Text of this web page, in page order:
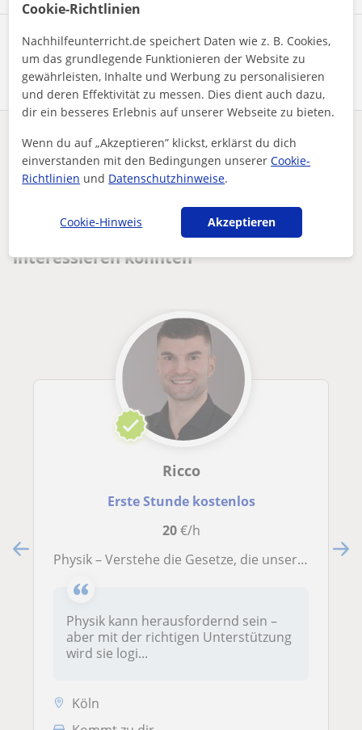
Profil teilen
Enthält dieses Profil einen Fehler?Melden
Nachhilfeunterricht Online
Physik
Andere Online-PhysikLehrer die dich
interessieren könnten
Ricco
Erste Stunde kostenlos
20€/h
Physik – Verstehe die Gesetze, die unsere Welt bewegen!
Physik kann herausfordernd sein –
aber mit der richtigen Unterstützung
wird sie logi...
Köln
Cookie-Richtlinien
Nachhilfeunterricht.de speichert Daten wie z. B. Cookies,
um das grundlegende Funktionieren der Website zu
gewährleisten, Inhalte und Werbung zu personalisieren
und deren Effektivität zu messen. Dies dient auch dazu,
dir ein besseres Erlebnis auf unserer Webseite zu bieten.
Wenn du auf „Akzeptieren” klickst, erklärst du dich
einverstanden mit den Bedingungen unsererCookie-
Richtlinien und Datenschutzhinweise.
Cookie-Hinweis Akzeptieren